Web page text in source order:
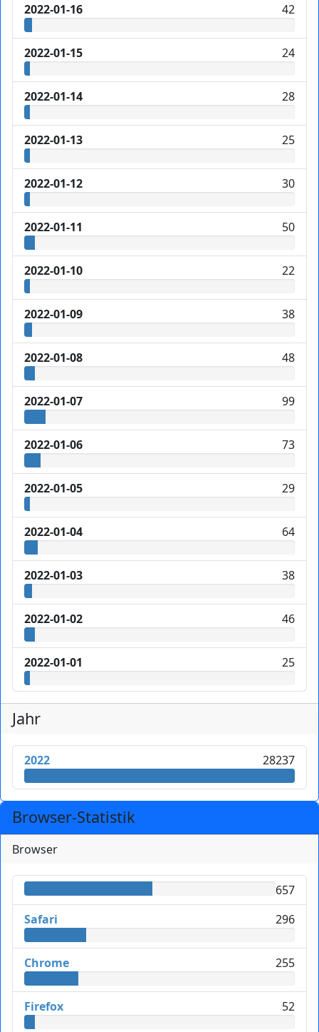
2022-01-16 42
2022-01-15 24
2022-01-14 28
2022-01-13 25
2022-01-12 30
2022-01-11 50
2022-01-10 22
2022-01-09 38
2022-01-08 48
2022-01-07 99
2022-01-06 73
2022-01-05 29
2022-01-04 64
2022-01-03 38
2022-01-02 46
2022-01-01 25
Jahr
2022 28237
Browser-Statistik
Browser
657
Safari
296
Chrome 255
Firefox 52